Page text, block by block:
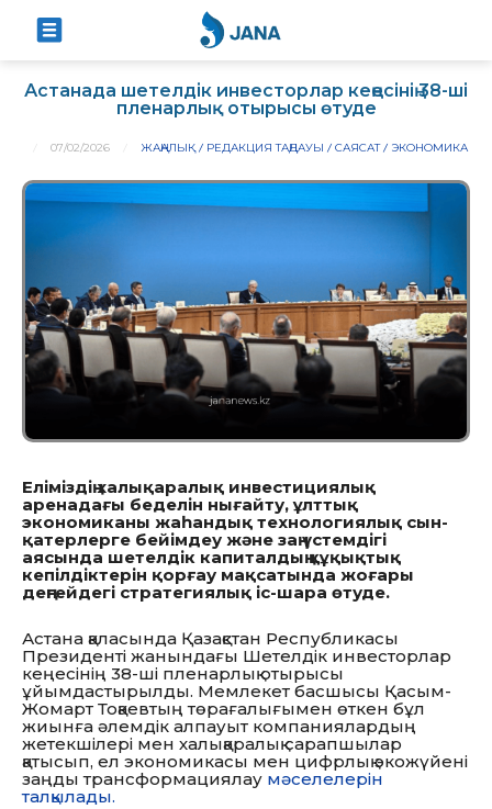
Астанада шетелдік инвесторлар кеңесінің 38-ші
пленарлық отырысы өтуде
07/02/2026 ЖАҢАЛЫҚ РЕДАКЦИЯ ТАҢДАУЫ САЯСАТ ЭКОНОМИКА
Еліміздің халықаралық инвестициялық
аренадағы беделін нығайту, ұлттық
экономиканы жаһандық технологиялық сын-
қатерлерге бейімдеу және заң үстемдігі
аясында шетелдік капиталдың құқықтық
кепілдіктерін қорғау мақсатында жоғары
деңгейдегі стратегиялық іс-шара өтуде.
Астана қаласында Қазақстан Республикасы
Президенті жанындағы Шетелдік инвесторлар
кеңесінің 38-ші пленарлық отырысы
ұйымдастырылды. Мемлекет басшысы Қасым-
Жомарт Тоқаевтың төрағалығымен өткен бұл
жиынға әлемдік алпауыт компаниялардың
жетекшілері мен халықаралық сарапшылар
қатысып, ел экономикасы мен цифрлық экожүйені
заңды трансформациялау мәселелерін
талқылады.